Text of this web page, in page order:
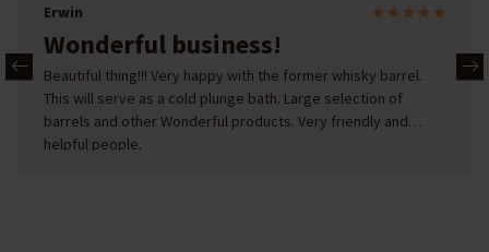
Erwin
Wonderful business!
Beautiful thing!!! Very happy with the former whisky barrel.
This will serve as a cold plunge bath. Large selection of
barrels and other Wonderful products. Very friendly and
helpful people.